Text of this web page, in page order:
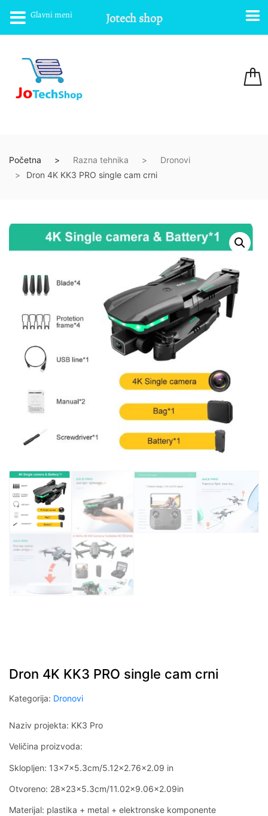
Početna Razna tehnika
Dronovi
Dron 4K KK3 PRO single cam crni
Dron 4K KK3 PRO single cam crni
Kategorija: Dronovi
Naziv projekta: KK3 Pro
Veličina proizvoda:
Sklopljen: 13x7x5.3cm/5.12×2.76×2.09 in
Otvoreno: 28x23x5.3cm/11.02×9.06×2.09in
Materijal: plastika + metal + elektronske komponente
Glavni meni Jotech shop